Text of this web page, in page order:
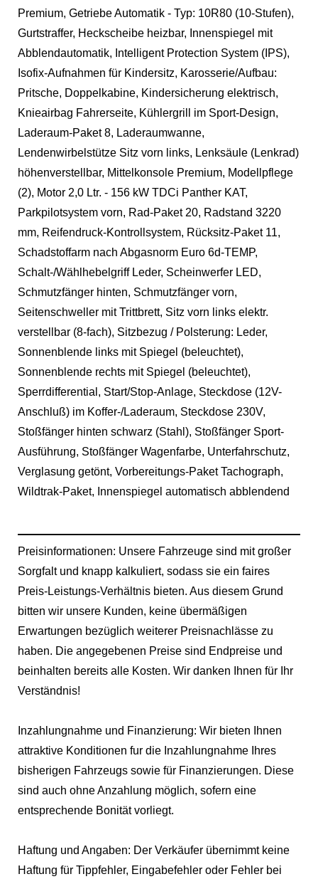
Premium, Getriebe Automatik - Typ: 10R80 (10-Stufen),
Gurtstraffer, Heckscheibe heizbar, Innenspiegel mit
Abblendautomatik, Intelligent Protection System (IPS),
Isofix-Aufnahmen für Kindersitz, Karosserie/Aufbau:
Pritsche, Doppelkabine, Kindersicherung elektrisch,
Knieairbag Fahrerseite, Kühlergrill im Sport-Design,
Laderaum-Paket 8, Laderaumwanne,
Lendenwirbelstütze Sitz vorn links, Lenksäule (Lenkrad)
höhenverstellbar, Mittelkonsole Premium, Modellpflege
(2), Motor 2,0 Ltr. - 156 kW TDCi Panther KAT,
Parkpilotsystem vorn, Rad-Paket 20, Radstand 3220
mm, Reifendruck-Kontrollsystem, Rücksitz-Paket 11,
Schadstoffarm nach Abgasnorm Euro 6d-TEMP,
Schalt-/Wählhebelgriff Leder, Scheinwerfer LED,
Schmutzfänger hinten, Schmutzfänger vorn,
Seitenschweller mit Trittbrett, Sitz vorn links elektr.
verstellbar (8-fach), Sitzbezug / Polsterung: Leder,
Sonnenblende links mit Spiegel (beleuchtet),
Sonnenblende rechts mit Spiegel (beleuchtet),
Sperrdifferential, Start/Stop-Anlage, Steckdose (12V-
Anschluß) im Koffer-/Laderaum, Steckdose 230V,
Stoßfänger hinten schwarz (Stahl), Stoßfänger Sport-
Ausführung, Stoßfänger Wagenfarbe, Unterfahrschutz,
Verglasung getönt, Vorbereitungs-Paket Tachograph,
Wildtrak-Paket, Innenspiegel automatisch abblendend
Preisinformationen: Unsere Fahrzeuge sind mit großer
Sorgfalt und knapp kalkuliert, sodass sie ein faires
Preis-Leistungs-Verhältnis bieten. Aus diesem Grund
bitten wir unsere Kunden, keine übermäßigen
Erwartungen bezüglich weiterer Preisnachlässe zu
haben. Die angegebenen Preise sind Endpreise und
beinhalten bereits alle Kosten. Wir danken Ihnen für Ihr
Verständnis!
Inzahlungnahme und Finanzierung: Wir bieten Ihnen
attraktive Konditionen fur die Inzahlungnahme Ihres
bisherigen Fahrzeugs sowie für Finanzierungen. Diese
sind auch ohne Anzahlung möglich, sofern eine
entsprechende Bonität vorliegt.
Haftung und Angaben: Der Verkäufer übernimmt keine
Haftung für Tippfehler, Eingabefehler oder Fehler bei